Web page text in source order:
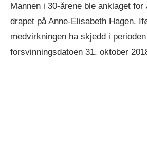
Mannen i 30-årene ble anklaget
drapet på Anne-Elisabeth Hagen.
medvirkningen ha skjedd i
forsvinningsdatoen 31. oktober